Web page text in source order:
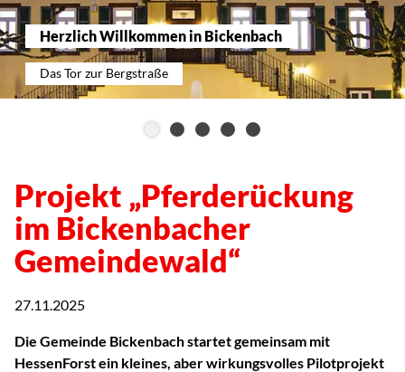
Herzlich Willkommen in Bickenbach
Das Tor zur Bergstraße
Projekt „Pferderückung
im Bickenbacher
Gemeindewald“
27.11.2025
Die Gemeinde Bickenbach startet gemeinsam mit
HessenForst ein kleines, aber wirkungsvolles Pilotprojekt